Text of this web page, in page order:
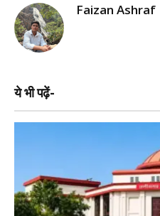
Faizan Ashraf
ये भी पढ़ें-